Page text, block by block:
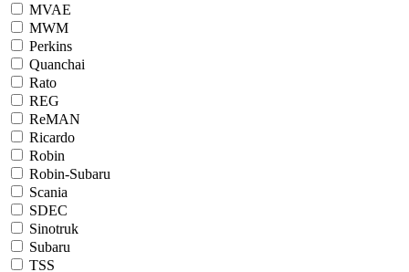
MVAE
MWM
Perkins
Quanchai
Rato
REG
ReMAN
Ricardo
Robin
Robin-Subaru
Scania
SDEC
Sinotruk
Subaru
TSS